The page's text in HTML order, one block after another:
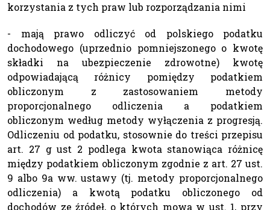
korzystania z tych praw lub rozporządzania nimi
- mają prawo odliczyć od polskiego podatku
dochodowego (uprzednio pomniejszonego o kwotę
składki na ubezpieczenie zdrowotne) kwotę
odpowiadającą różnicy pomiędzy podatkiem
obliczonym z zastosowaniem metody
proporcjonalnego odliczenia a podatkiem
obliczonym według metody wyłączenia z progresją.
Odliczeniu od podatku, stosownie do treści przepisu
art. 27 g ust 2 podlega kwota stanowiąca różnicę
między podatkiem obliczonym zgodnie z art. 27 ust.
9 albo 9a ww. ustawy (tj. metody proporcjonalnego
odliczenia) a kwotą podatku obliczonego od
dochodów ze źródeł, o których mowa w ust. 1, przy